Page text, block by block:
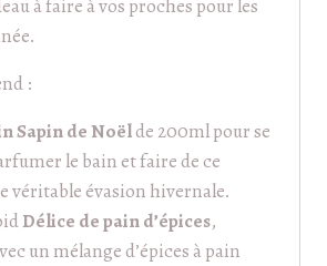
à faire à vos proches pour les
:
Sapin de Noëlde 200ml pour se
le bain et faire de ce
véritable évasion hivernale.
Délice de pain d’épices,
un mélange d’épices à pain